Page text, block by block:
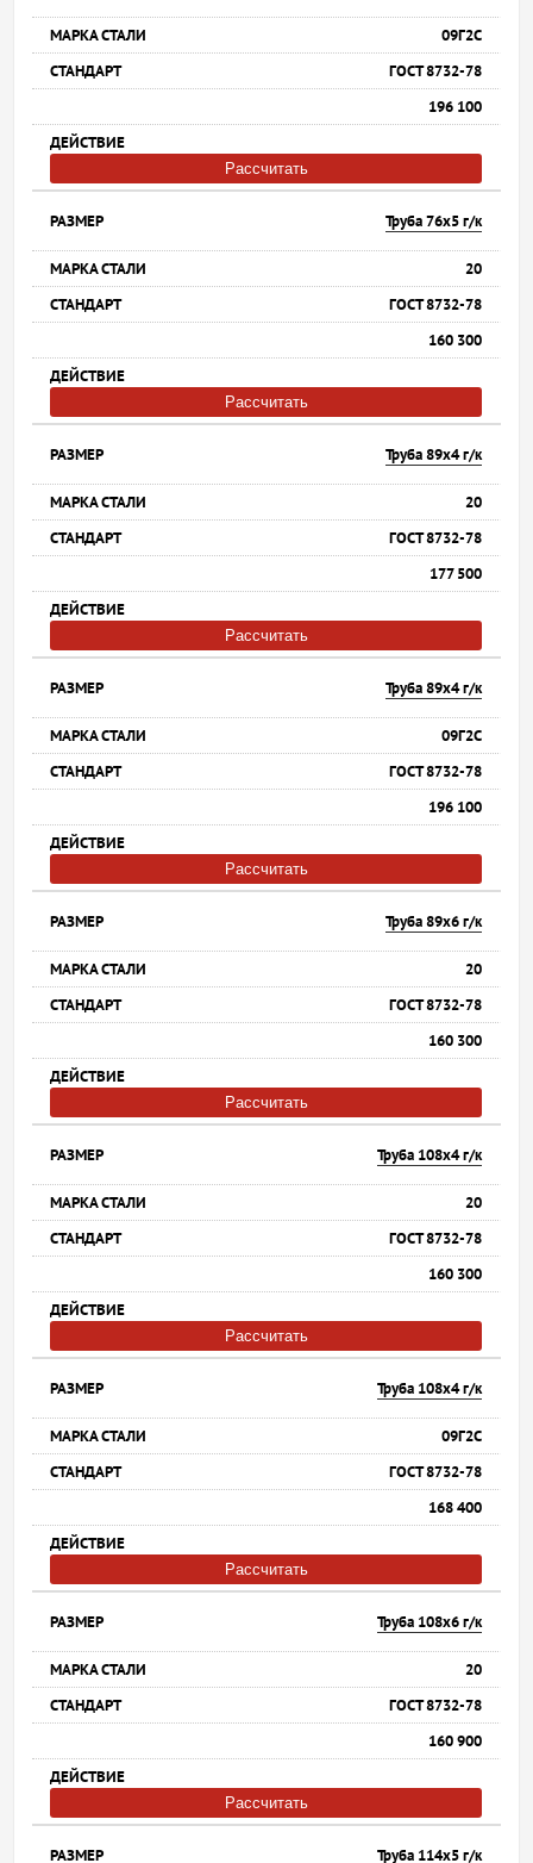
09Г2С
ГОСТ 8732-78
196 100
Рассчитать
Труба 76х5 г/к
20
ГОСТ 8732-78
160 300
Рассчитать
Труба 89х4 г/к
20
ГОСТ 8732-78
177 500
Рассчитать
Труба 89х4 г/к
09Г2С
ГОСТ 8732-78
196 100
Рассчитать
Труба 89х6 г/к
20
ГОСТ 8732-78
160 300
Рассчитать
Труба 108х4 г/к
20
ГОСТ 8732-78
160 300
Рассчитать
Труба 108х4 г/к
09Г2С
ГОСТ 8732-78
168 400
Рассчитать
Труба 108х6 г/к
20
ГОСТ 8732-78
160 900
Рассчитать
Труба 114х5 г/к